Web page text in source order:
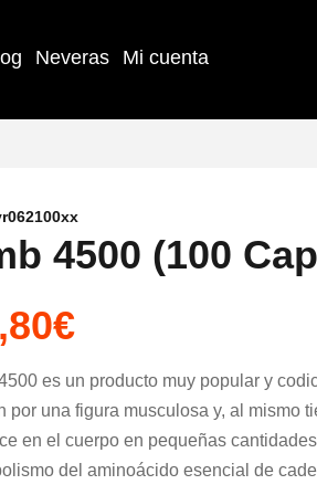
Neveras Mi cuenta
4500 (100
€
es un producto muy popular y
por una figura musculosa y, al mismo
en el cuerpo en pequeñas
del aminoácido esencial de